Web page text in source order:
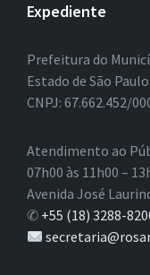
Expediente
Prefeitura do
Estado de São Paulo
CNPJ: 67.662.452/
Atendimento ao
07h00 às 11h00 –
Avenida José
✆ +55 (18) 3288-